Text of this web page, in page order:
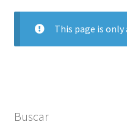
This page is
Buscar